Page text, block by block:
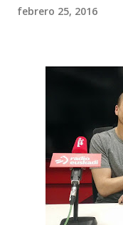
febrero 25, 2016